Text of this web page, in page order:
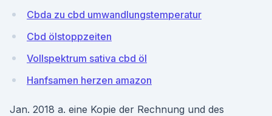
Cbda zu cbd umwandlungstemperatur
Cbd ölstoppzeiten
Vollspektrum sativa cbd öl
Hanfsamen herzen amazon
Jan. 2018 a. eine Kopie der Rechnung und des